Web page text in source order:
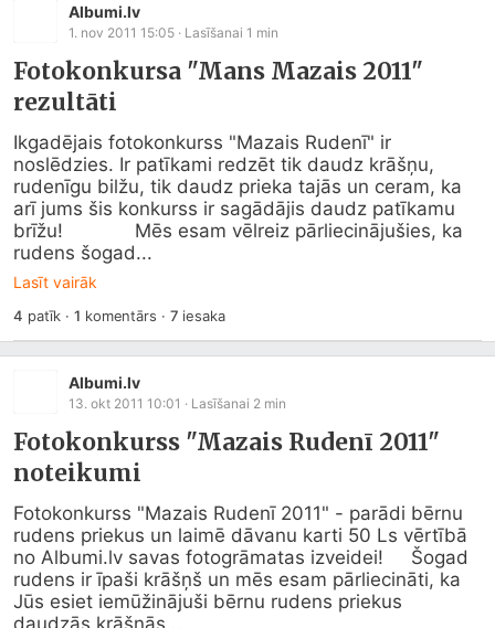
Albumi.lv
1. nov 2011 15:05 · Lasīšanai 1 min
Fotokonkursa "Mans Mazais 2011"
rezultāti
Ikgadējais fotokonkurss "Mazais Rudenī" ir
noslēdzies. Ir patīkami redzēt tik daudz krāšņu,
rudenīgu bilžu, tik daudz prieka tajās un ceram, ka
arī jums šis konkurss ir sagādājis daudz patīkamu
brīžu!             Mēs esam vēlreiz pārliecinājušies, ka
rudens šogad...
Lasīt vairāk
4 patīk ·1 komentārs · 7 iesaka
Albumi.lv
13. okt 2011 10:01 · Lasīšanai 2 min
Fotokonkurss "Mazais Rudenī 2011"
noteikumi
Fotokonkurss "Mazais Rudenī 2011" - parādi bērnu
rudens priekus un laimē dāvanu karti 50 Ls vērtībā
no Albumi.lv savas fotogrāmatas izveidei!     Šogad
rudens ir īpaši krāšņš un mēs esam pārliecināti, ka
Jūs esiet iemūžinājuši bērnu rudens priekus
daudzās krāšņās...